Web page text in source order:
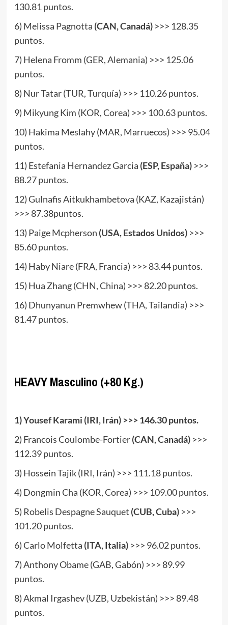
130.81 puntos.
6) Melissa Pagnotta (CAN, Canadá)>>> 128.35
puntos.
7) Helena Fromm (GER, Alemania) >>> 125.06
puntos.
8) Nur Tatar (TUR, Turquía) >>> 110.26 puntos.
9) Mikyung Kim (KOR, Corea) >>> 100.63 puntos.
10) Hakima Meslahy (MAR, Marruecos) >>> 95.04
puntos.
11) Estefania Hernandez Garcia (ESP, España)>>>
88.27 puntos.
12) Gulnafis Aitkukhambetova (KAZ, Kazajistán)
>>> 87.38puntos.
13) Paige Mcpherson (USA, Estados Unidos) >>>
85.60 puntos.
14) Haby Niare (FRA, Francia) >>> 83.44 puntos.
15) Hua Zhang (CHN, China) >>> 82.20 puntos.
16) Dhunyanun Premwhew (THA, Tailandia) >>>
81.47 puntos.
HEAVY Masculino (+80 Kg.)
1) Yousef Karami (IRI, Irán) >>> 146.30 puntos.
2) Francois Coulombe-Fortier(CAN, Canadá)>>>
112.39 puntos.
3) Hossein Tajik (IRI, Irán) >>> 111.18 puntos.
4) Dongmin Cha (KOR, Corea) >>> 109.00 puntos.
5) Robelis Despagne Sauquet (CUB, Cuba)>>>
101.20 puntos.
6) Carlo Molfetta (ITA, Italia) >>> 96.02 puntos.
7) Anthony Obame (GAB, Gabón) >>> 89.99
puntos.
8) Akmal Irgashev (UZB, Uzbekistán) >>> 89.48
puntos.